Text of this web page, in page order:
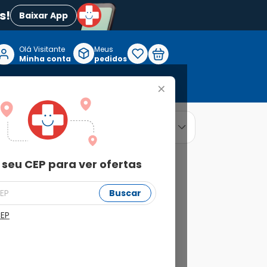
Baixar App
+
CEP para ver ofertas
Buscar
Olá Visitante
Minha conta
Meus
pedidos
ordenar por